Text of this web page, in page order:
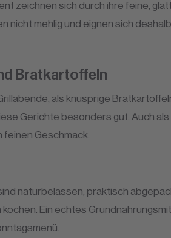
zeichnen sich durch ihre feine,
nicht mehlig und eignen sich
Bratkartoffeln
als knusprige
Gerichte besonders gut. Auch
feinen Geschmack.
naturbelassen, praktisch
Ein echtes